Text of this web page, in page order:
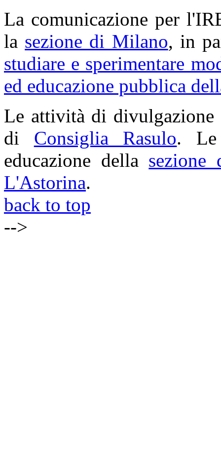
La comunicazione per
la sezione di Milano, in
studiare e sperimentare
ed educazione pubblica
Le attività di
di Consiglia Rasulo. Le
educazione della sezione
L'Astorina.
back to top
-->